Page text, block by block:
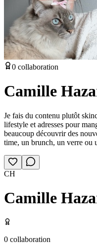
0 collaboration
Camille
Je fais du contenu plutôt
lifestyle et adresses pour
beaucoup découvrir des
time, un brunch, un verre ou
CH
Camille
0 collaboration